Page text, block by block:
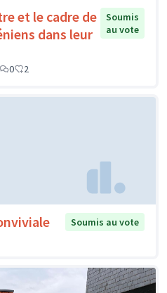
et le cadre de
dans leur
Soumis
au vote
0 2
Soumis au vote